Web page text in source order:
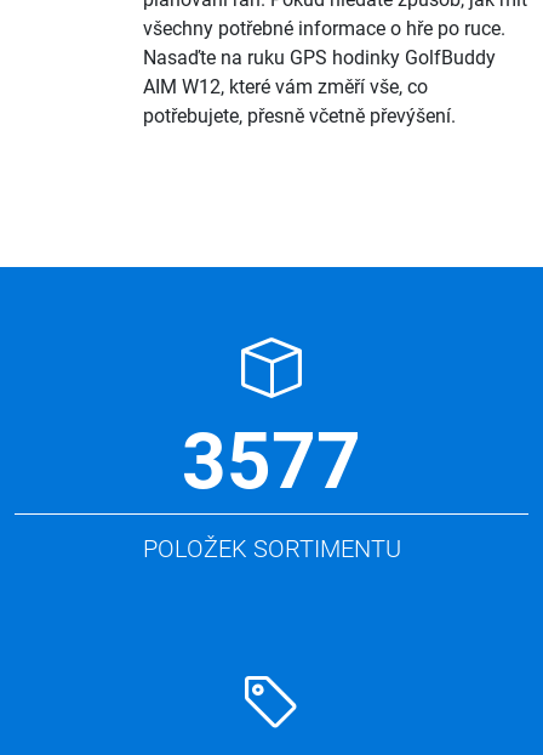
všechny potřebné informace o hře po ruce.
Nasaďte na ruku GPS hodinky GolfBuddy
AIM W12, které vám změří vše, co
potřebujete, přesně včetně převýšení.
3577
POLOŽEK SORTIMENTU